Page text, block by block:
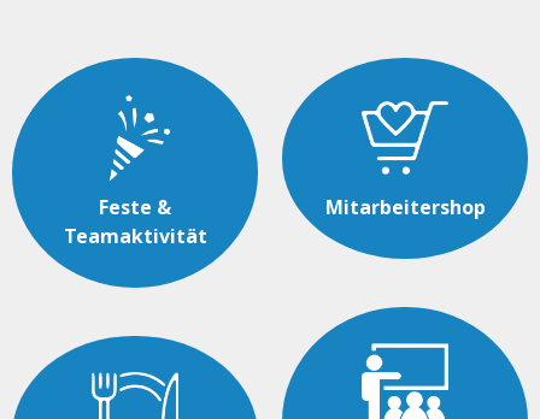
Feste &
Teamaktivität
Mitarbeitershop